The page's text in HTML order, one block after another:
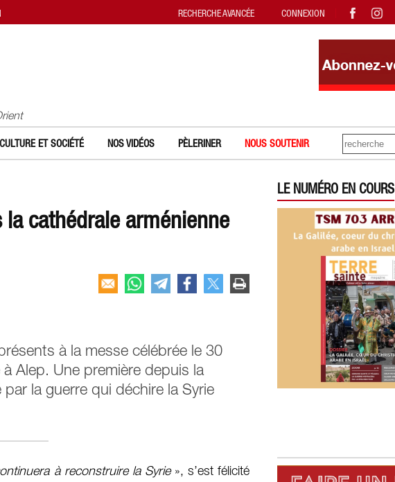
CULTURE ET SOCIÉTÉ NOS VIDÉOS PÈLERINER NOUS SOUTENIR
cathédrale arménienne
à la messe célébrée le 30
Alep. Une première depuis la
la guerre qui déchire la Syrie
à reconstruire la Syrie», s’est félicité
LE NUMÉRO EN COURS
RECHERCHE AVANCÉE CONNEXION